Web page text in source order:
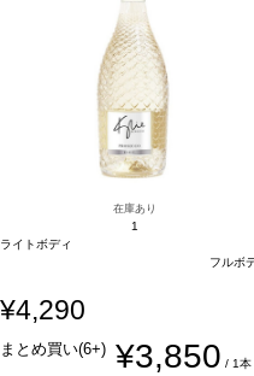
ーズ、加工肉、フルーツなどと好相性
ヴィーガン認証*本ヴィンテージ
場合は自動的に次のヴィンテージに変
在庫あり
1
ライトボディ
フルボ
¥4,290
まとめ買い(6+) ¥3,850 / 1本